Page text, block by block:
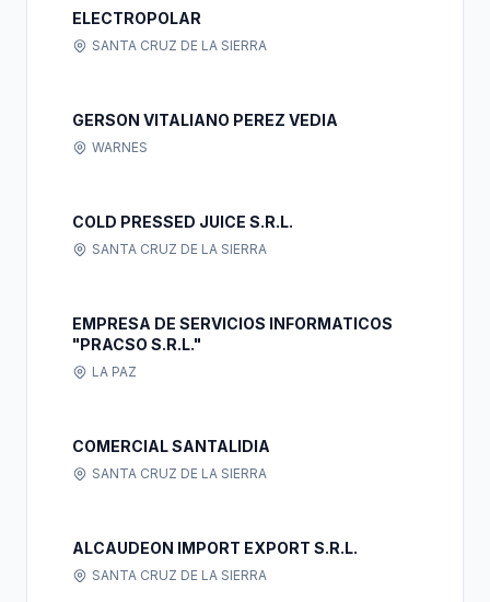
ELECTROPOLAR
SANTA CRUZ DE LA SIERRA
GERSON VITALIANO PEREZ VEDIA
WARNES
COLD PRESSED JUICE S.R.L.
SANTA CRUZ DE LA SIERRA
EMPRESA DE SERVICIOS INFORMATICOS
"PRACSO S.R.L."
LA PAZ
COMERCIAL SANTALIDIA
SANTA CRUZ DE LA SIERRA
ALCAUDEON IMPORT EXPORT S.R.L.
SANTA CRUZ DE LA SIERRA